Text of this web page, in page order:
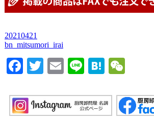
20210421
bn_mitsumori_irai
Facebook
TwitterEmailLineHatena